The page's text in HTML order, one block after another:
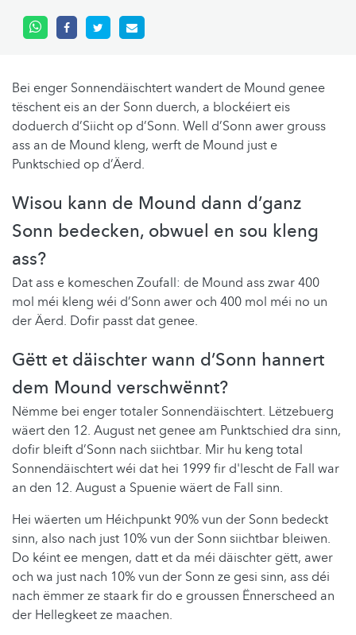
Bei enger Sonnendäischtert wandert de Mound genee
tëschent eis an der Sonn duerch, a blockéiert eis
doduerch d’Siicht op d’Sonn. Well d’Sonn awer grouss
ass an de Mound kleng, werft de Mound just e
Punktschied op d’Äerd.
Wisou kann de Mound dann d’ganz
Sonn bedecken, obwuel en sou kleng
ass?
Dat ass e komeschen Zoufall: de Mound ass zwar 400
mol méi kleng wéi d’Sonn awer och 400 mol méi no un
der Äerd. Dofir passt dat genee.
Gëtt et däischter wann d’Sonn hannert
dem Mound verschwënnt?
Nëmme bei enger totaler Sonnendäischtert. Lëtzebuerg
wäert den 12. August net genee am Punktschied dra sinn,
dofir bleift d’Sonn nach siichtbar. Mir hu keng total
Sonnendäischtert wéi dat hei 1999 fir d'lescht de Fall war
an den 12. August a Spuenie wäert de Fall sinn.
Hei wäerten um Héichpunkt 90% vun der Sonn bedeckt
sinn, also nach just 10% vun der Sonn siichtbar bleiwen.
Do kéint ee mengen, datt et da méi däischter gëtt, awer
och wa just nach 10% vun der Sonn ze gesi sinn, ass déi
nach ëmmer ze staark fir do e groussen Ënnerscheed an
der Hellegkeet ze maachen.